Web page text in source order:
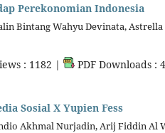
Perekonomian Indonesia
Bintang Wahyu Devinata,
: 1182 | PDF Downloads :
Sosial X Yupien Fess
Akhmal Nurjadin, Arij Fiddin Al